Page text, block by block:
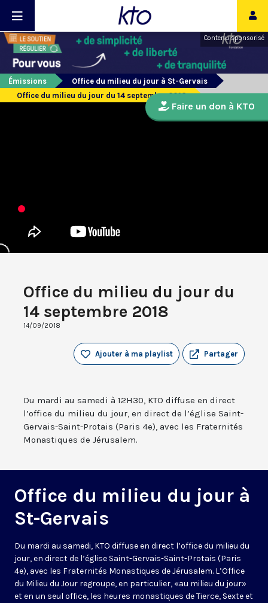
Contenu sponsorisé
Émissions
Office du milieu du jour à St-Gervais
Office du milieu du jour du 14 septembre 2018
Office du milieu du jour du
14 septembre 2018
14/09/2018
Partager
Ajouter à ma playlist
Du mardi au samedi à 12H30, KTO diffuse en direct
l’office du milieu du jour, en direct de l’église Saint-
Gervais-Saint-Protais (Paris 4e), avec les Fraternités
Monastiques de Jérusalem.
Office du milieu du jour à
St-Gervais
Du mardi au samedi, KTO diffuse en direct l’office du milieu du
jour, en direct de l’église Saint-Gervais-Saint-Protais (Paris
4e), avec les Fraternités Monastiques de Jérusalem. L’Office
du Milieu du Jour regroupe, en particulier, «au milieu du jour»
et en un seul office, les heures monastiques de Tierce, Sexte et
Faire un don à KTO